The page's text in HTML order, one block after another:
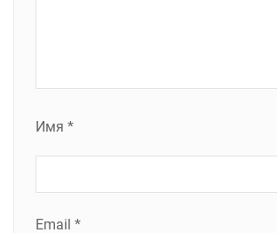
Имя *
Email *